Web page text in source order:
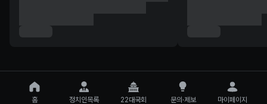
홈 정치인목록 22대국회 문의·제보 마이페이지